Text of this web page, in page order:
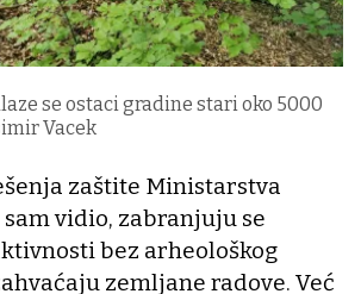
se ostaci gradine stari oko 5000
Vacek
zaštite Ministarstva
vidio, zabranjuju se
bez arheološkog
zemljane radove. Već